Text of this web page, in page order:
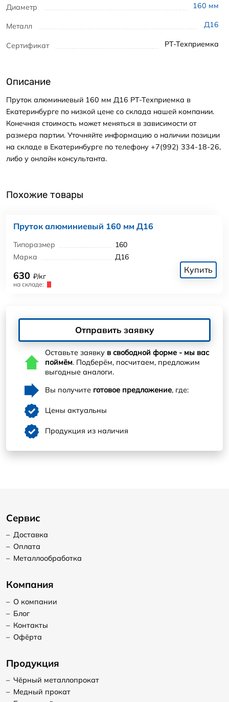
Диаметр 160 мм
Металл Д16
Сертификат РТ-Техприемка
Описание
Пруток алюминиевый 160 мм Д16 РТ-Техприемка в
Екатеринбурге по низкой цене со склада нашей компании.
Конечная стоимость может меняться в зависимости от
размера партии. Уточняйте информацию о наличии позиции
на складе в Екатеринбурге по телефону +7(992) 334-18-26,
либо у онлайн консультанта.
Похожие товары
Пруток алюминиевый 160 мм Д16
Типоразмер
160
Марка
Д16
630 ₽/кг
на складе:
Купить
Отправить заявку
Оставьте заявку в свободной форме - мы вас
поймём. Подберём, посчитаем, предложим
выгодные аналоги.
Вы получите готовое предложение, где:
Цены актуальны
Продукция из наличия
Сервис
– Доставка
– Оплата
– Металлообработка
Компания
– О компании
– Блог
– Контакты
– Офёрта
Продукция
– Чёрный металлопрокат
– Медный прокат